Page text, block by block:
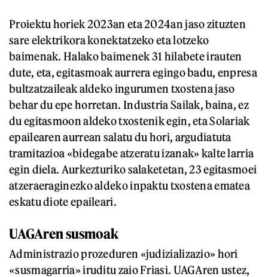
Proiektu horiek 2023an eta 2024an jaso zituzten
sare elektrikora konektatzeko eta lotzeko
baimenak. Halako baimenek 31 hilabete irauten
dute, eta, egitasmoak aurrera egingo badu, enpresa
bultzatzaileak aldeko ingurumen txostena jaso
behar du epe horretan. Industria Sailak, baina, ez
du egitasmoon aldeko txostenik egin, eta Solariak
epailearen aurrean salatu du hori, argudiatuta
tramitazioa «bidegabe atzeratu izanak» kalte larria
egin diela. Aurkezturiko salaketetan, 23 egitasmoei
atzeraeraginezko aldeko inpaktu txostena ematea
eskatu diote epaileari.
UAGAren susmoak
Administrazio prozeduren «judizializazio» hori
«susmagarria» iruditu zaio Friasi. UAGAren ustez,